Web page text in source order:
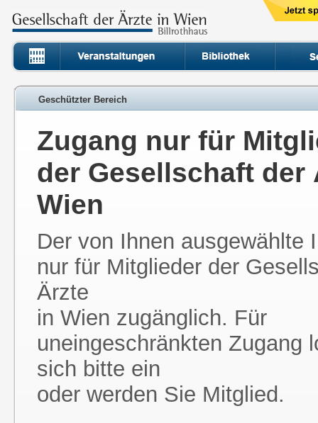
Geschützter Bereich
Zugang nur für
der Gesellschaft der
Wien
Der von Ihnen ausgewählte
nur für Mitglieder der
Ärzte
in Wien zugänglich. Für
uneingeschränkten Zugang
sich bitte ein
oder werden Sie Mitglied.